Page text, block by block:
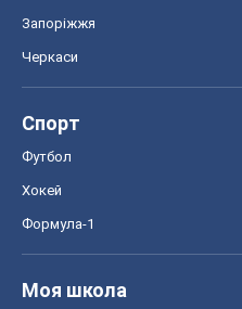
Запоріжжя
Черкаси
Спорт
Футбол
Хокей
Формула-1
Моя школа